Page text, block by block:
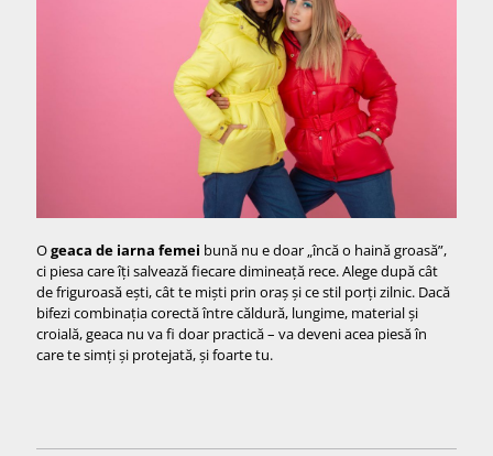
Ogeaca de iarna femei bună nu e doar „încă o haină groasă”,
ci piesa care îți salvează fiecare dimineață rece. Alege după cât
de friguroasă ești, cât te miști prin oraș și ce stil porți zilnic. Dacă
bifezi combinația corectă între căldură, lungime, material și
croială, geaca nu va fi doar practică – va deveni acea piesă în
care te simți și protejată, și foarte tu.